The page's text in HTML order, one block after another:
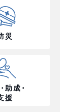
災
助成･
援